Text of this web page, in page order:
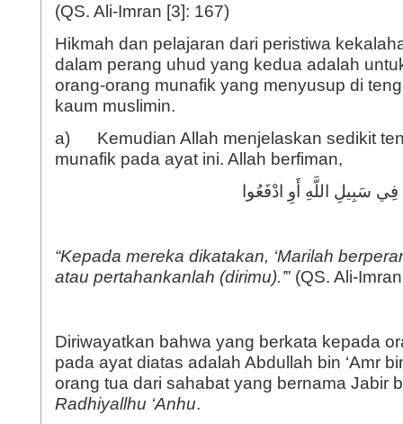
(QS. Ali-Imran [3]: 167)
Hikmah dan pelajaran dari peristiwa
dalam perang uhud yang kedua adalah
orang-orang munafik yang menyusup di
kaum muslimin.
a) Kemudian Allah menjelaskan sedikit
munafik pada ayat ini. Allah berfiman,
“Kepada mereka dikatakan, ‘Marilah
atau pertahankanlah (dirimu).’” (QS. Ali-
Diriwayatkan bahwa yang berkata kepada
pada ayat diatas adalah Abdullah bin ‘Amr
orang tua dari sahabat yang bernama Jabir
Radhiyallhu ‘Anhu.